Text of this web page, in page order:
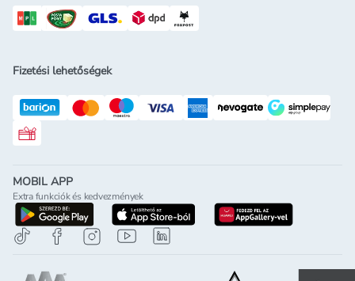
Fizetési lehetőségek
Rossmann ajándékkártya
MOBIL APP
Extra funkciók és kedvezmények
letöltés a google-play-rölletöltés az app-store-ból
letöltés